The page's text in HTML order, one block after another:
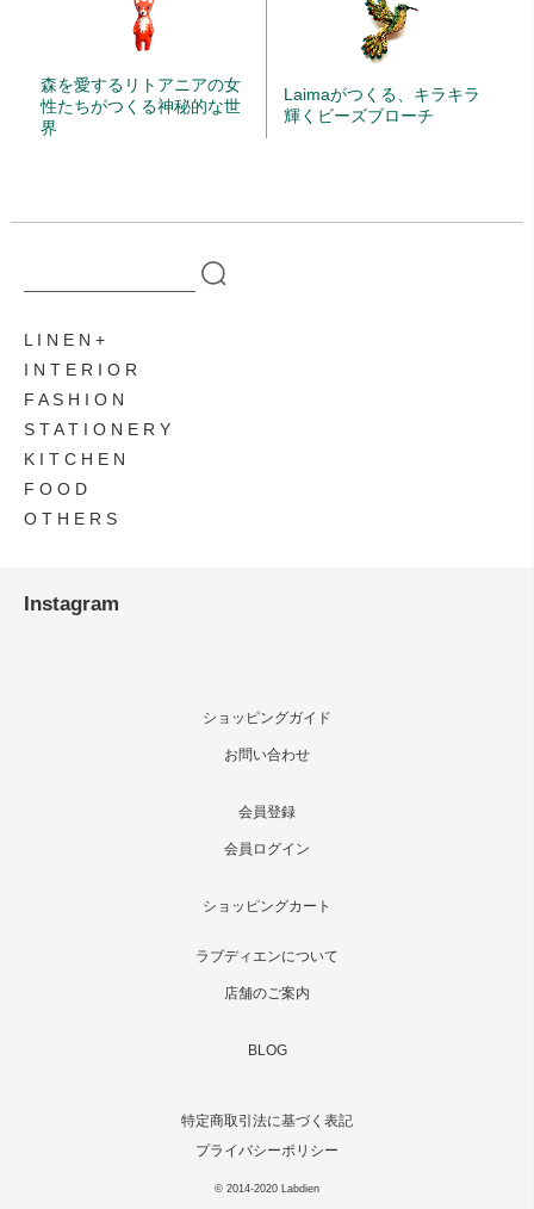
森を愛するリトアニアの女
性たちがつくる神秘的な世
界
Laimaがつくる、キラキラ
輝くビーズブローチ
L I N E N
I N T E R I O R
F A S H I O N
S T A T I O N E R Y
K I T C H E N
F O O D
O T H E R S
Instagram
ショッピングガイド
お問い合わせ
会員登録
会員ログイン
ショッピングカート
ラブディエンについて
店舗のご案内
BLOG
特定商取引法に基づく表記
プライバシーポリシー
© 2014-2020 Labdien